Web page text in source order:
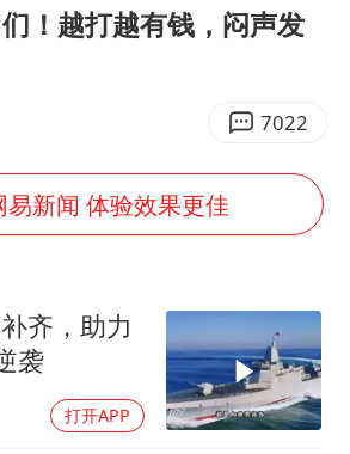
胡彦斌韩磊 谁帮谁
“新疆阿勒泰八月能滑雪”不实
日本试射“战斧”导弹，国防部回应
名创优品回应女子吐槽内裤质量差
秋天的第一杯奶茶到底有多火
飞机票免费退改真的来了
！越打越有钱，闷声发
7022
易新闻 体验效果更佳
齐，助力
袭
打开APP